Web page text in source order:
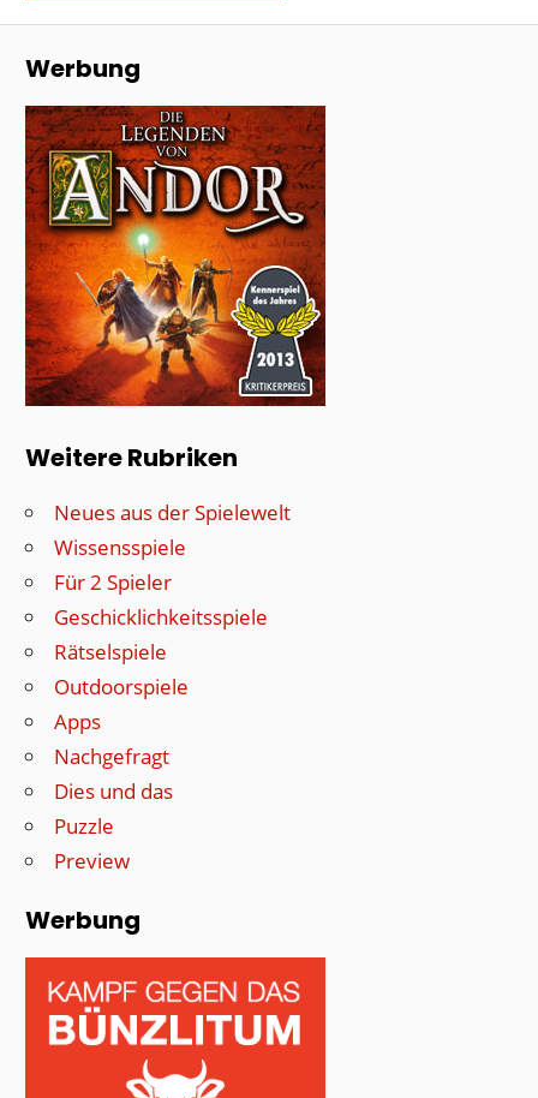
Werbung
Weitere Rubriken
Neues aus der Spielewelt
Wissensspiele
Für 2 Spieler
Geschicklichkeitsspiele
Rätselspiele
Outdoorspiele
Apps
Nachgefragt
Dies und das
Puzzle
Preview
Werbung